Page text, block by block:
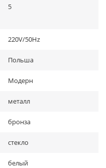
5
220V/50Hz
Польша
Модерн
металл
бронза
стекло
белый